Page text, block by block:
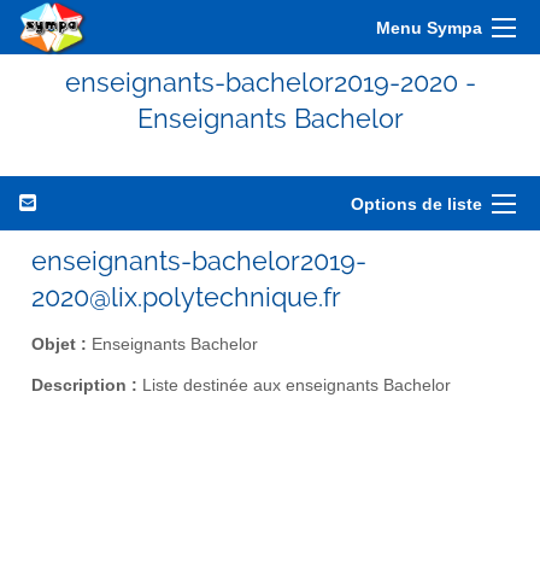
Menu Sympa
enseignants-bachelor2019-2020 -
Enseignants Bachelor
Options de liste
enseignants-bachelor2019-
2020@lix.polytechnique.fr
Objet : Enseignants Bachelor
Description : Liste destinée aux enseignants Bachelor